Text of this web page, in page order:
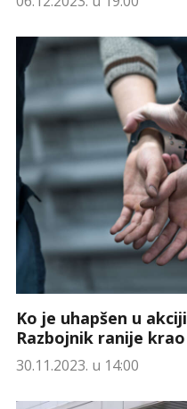
Ko je uhapšen u
Razbojnik ranije
30.11.2023. u 14:00